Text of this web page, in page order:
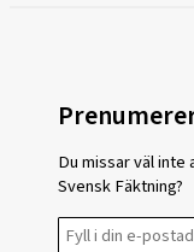
Du missar väl
Svensk Fäktning?